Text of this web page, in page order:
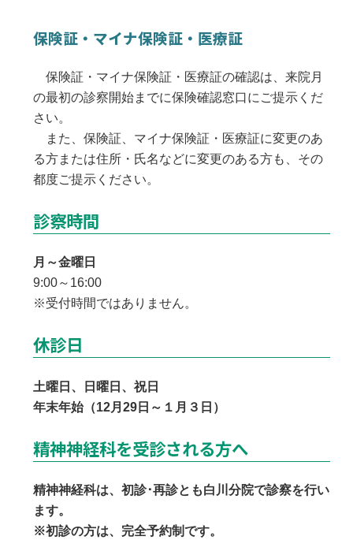
保険証・マイナ保険証・医療証
保険証・マイナ保険証・医療証の確認は、来院月
の最初の診察開始までに保険確認窓口にご提示くだ
さい。
また、保険証、マイナ保険証・医療証に変更のあ
る方または住所・氏名などに変更のある方も、その
都度ご提示ください。
診察時間
月～金曜日
9:00～16:00
※受付時間ではありません。
休診日
土曜日、日曜日、祝日
年末年始（12月29日～１月３日）
精神神経科を受診される方へ
精神神経科は、初診･再診とも白川分院で診察を行い
ます。
※初診の方は、完全予約制です。